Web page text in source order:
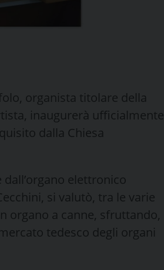
organista titolare della
inaugurerà ufficialmente
dalla Chiesa
elettronico
si valutò, tra le varie
organo a canne, sfruttando,
tedesco degli organi